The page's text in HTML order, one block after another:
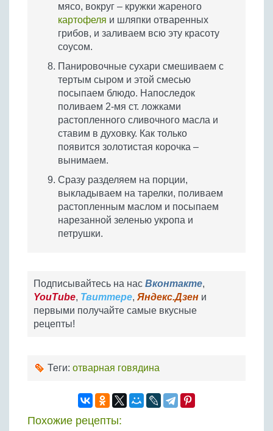
мясо, вокруг – кружки жареного
картофеля и шляпки отваренных
грибов, и заливаем всю эту красоту
соусом.
Панировочные сухари смешиваем с
тертым сыром и этой смесью
посыпаем блюдо. Напоследок
поливаем 2-мя ст. ложками
растопленного сливочного масла и
ставим в духовку. Как только
появится золотистая корочка –
вынимаем.
Сразу разделяем на порции,
выкладываем на тарелки, поливаем
растопленным маслом и посыпаем
нарезанной зеленью укропа и
петрушки.
Подписывайтесь на нас Вконтакте,
YouTube, Твиттере, Яндекс.Дзен и
первыми получайте самые вкусные
рецепты!
Теги: отварная говядина
Похожие рецепты: